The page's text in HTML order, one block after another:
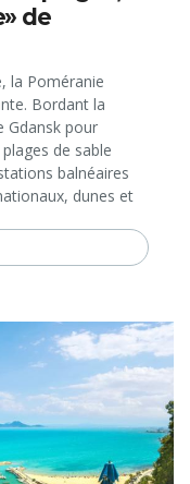
de
la Poméranie
Bordant la
Gdansk pour
de sable
balnéaires
dunes et